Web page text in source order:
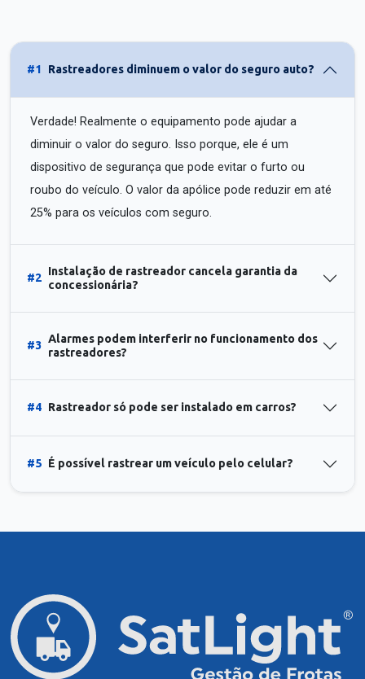
#1 Rastreadores diminuem o valor do seguro auto?
Verdade! Realmente o equipamento pode ajudar a
diminuir o valor do seguro. Isso porque, ele é um
dispositivo de segurança que pode evitar o furto ou
roubo do veículo. O valor da apólice pode reduzir em até
25% para os veículos com seguro.
#2
Instalação de rastreador cancela garantia da
concessionária?
#3
Alarmes podem interferir no funcionamento dos
rastreadores?
#4 Rastreador só pode ser instalado em carros?
#5 É possível rastrear um veículo pelo celular?